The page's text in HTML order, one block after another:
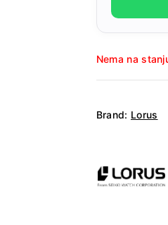
Nema na
Brand: Lorus